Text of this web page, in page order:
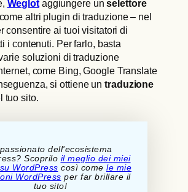
Weglotaggiungere unselettore
altri plugin di traduzione – nel
consentire ai tuoi visitatori di
i contenuti. Per farlo, basta
soluzioni di traduzione
come Bing, Google Translate
si ottiene untraduzione
tuo sito.
dell'ecosistema
Scoprilo il meglio dei miei
WordPress così come le mie
WordPress per far brillare il
tuo sito!